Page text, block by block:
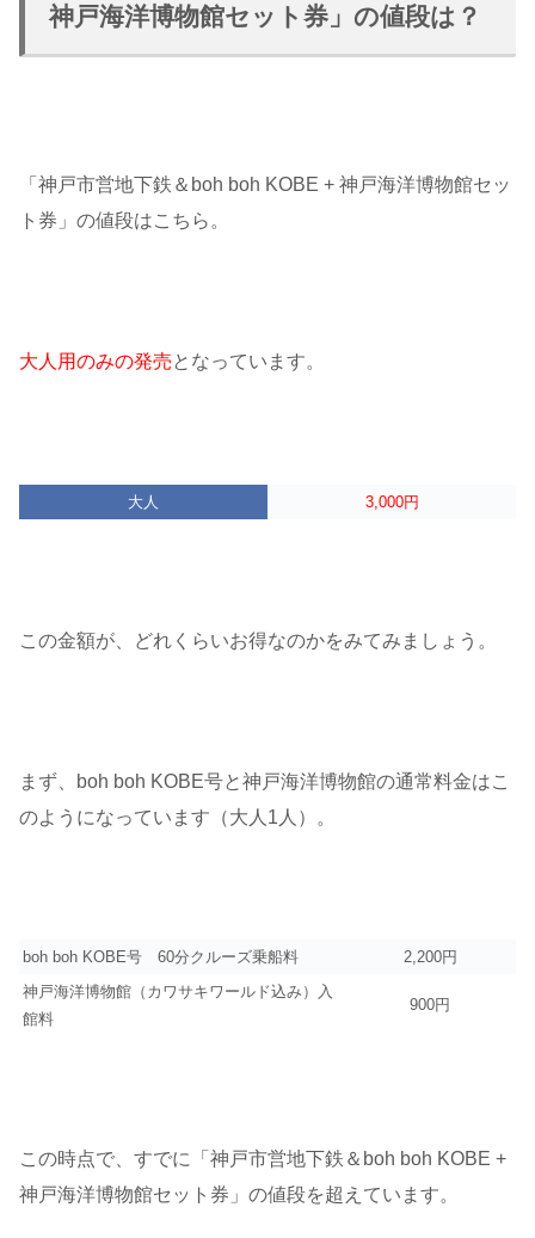
神戸海洋博物館セット券」の値段は？
「神戸市営地下鉄＆boh boh KOBE + 神戸海洋博物館セッ
ト券」の値段はこちら。
大人用のみの発売 となっています。
大人 3,000円
この金額が、どれくらいお得なのかをみてみましょう。
まず、boh boh KOBE号と神戸海洋博物館の通常料金はこ
のようになっています（大人1人）。
boh boh KOBE号 60分クルーズ乗船料
2,200円
神戸海洋博物館（カワサキワールド込み）入
館料
900円
この時点で、すでに「神戸市営地下鉄＆boh boh KOBE +
神戸海洋博物館セット券」の値段を超えています。